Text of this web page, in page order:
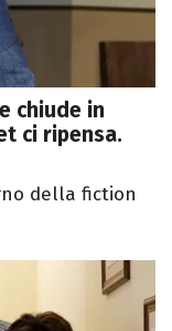
chiude in
ci ripensa.
della fiction